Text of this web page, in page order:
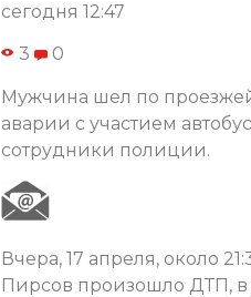
сегодня 12:47
3 0
Мужчина шел по проезжей
аварии с участием
сотрудники полиции.
Вчера, 17 апреля, около
Пирсов произошло ДТП, в